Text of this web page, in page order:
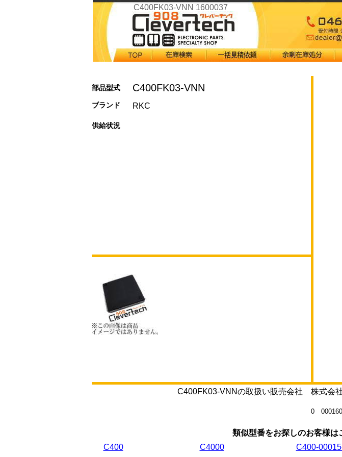
C400FK03-VNN 1600037
部品型式 C400FK03-VNN
ブランド RKC
供給状況
C400FK03-VNNの取扱い販売会社 株式会
0
類似型番をお探しのお客様は
C400
C4000 C400-